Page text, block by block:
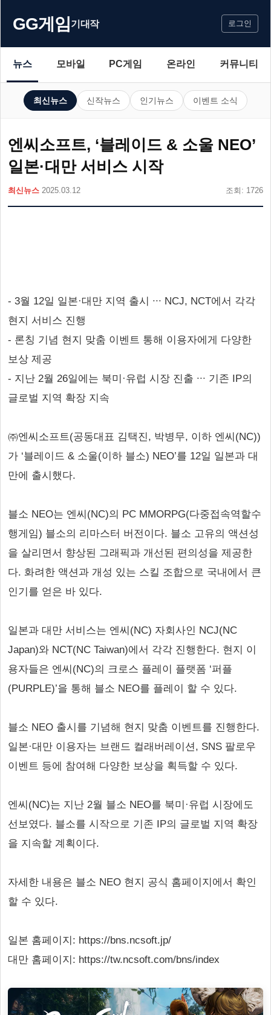
GG게임기대작 로그인
뉴스 모바일 PC게임 온라인 커뮤니티
최신뉴스 신작뉴스 인기뉴스 이벤트 소식
엔씨소프트, ‘블레이드 & 소울 NEO’
일본·대만 서비스 시작
최신뉴스 2025.03.12 조회: 1726
- 3월 12일 일본·대만 지역 출시 ∙∙∙ NCJ, NCT에서 각각
현지 서비스 진행
- 론칭 기념 현지 맞춤 이벤트 통해 이용자에게 다양한
보상 제공
- 지난 2월 26일에는 북미·유럽 시장 진출 ∙∙∙ 기존 IP의
글로벌 지역 확장 지속
㈜엔씨소프트(공동대표 김택진, 박병무, 이하 엔씨(NC))
가 ‘블레이드 & 소울(이하 블소) NEO’를 12일 일본과 대
만에 출시했다.
블소 NEO는 엔씨(NC)의 PC MMORPG(다중접속역할수
행게임) 블소의 리마스터 버전이다. 블소 고유의 액션성
을 살리면서 향상된 그래픽과 개선된 편의성을 제공한
다. 화려한 액션과 개성 있는 스킬 조합으로 국내에서 큰
인기를 얻은 바 있다.
일본과 대만 서비스는 엔씨(NC) 자회사인 NCJ(NC
Japan)와 NCT(NC Taiwan)에서 각각 진행한다. 현지 이
용자들은 엔씨(NC)의 크로스 플레이 플랫폼 ‘퍼플
(PURPLE)’을 통해 블소 NEO를 플레이 할 수 있다.
블소 NEO 출시를 기념해 현지 맞춤 이벤트를 진행한다.
일본·대만 이용자는 브랜드 컬래버레이션, SNS 팔로우
이벤트 등에 참여해 다양한 보상을 획득할 수 있다.
엔씨(NC)는 지난 2월 블소 NEO를 북미·유럽 시장에도
선보였다. 블소를 시작으로 기존 IP의 글로벌 지역 확장
을 지속할 계획이다.
자세한 내용은 블소 NEO 현지 공식 홈페이지에서 확인
할 수 있다.
일본 홈페이지: https://bns.ncsoft.jp/
대만 홈페이지: https://tw.ncsoft.com/bns/index